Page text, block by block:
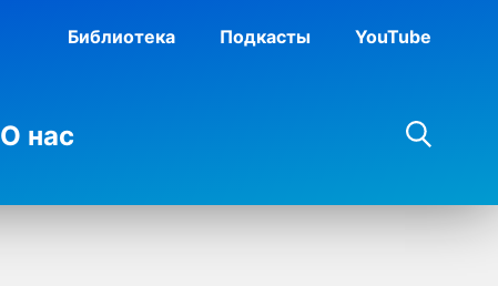
Библиотека Подкасты YouTube
О нас